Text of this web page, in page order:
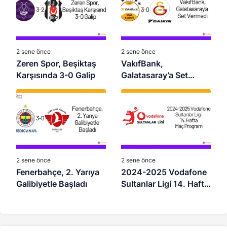
2 sene önce
Zeren Spor, Beşiktaş
Karşısında 3-0 Galip
2 sene önce
VakıfBank,
Galatasaray’a Set
Vermedi
2 sene önce
Fenerbahçe, 2. Yarıya
Galibiyetle Başladı
2 sene önce
2024-2025 Vodafone
Sultanlar Ligi 14. Hafta